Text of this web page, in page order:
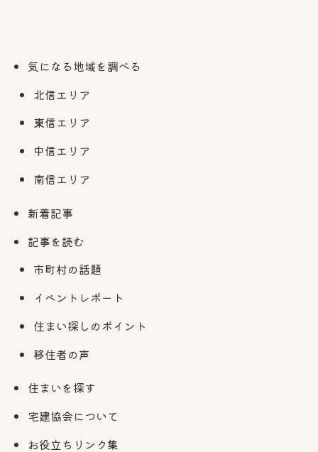
気になる地域を調べる
北信エリア
東信エリア
中信エリア
南信エリア
新着記事
記事を読む
市町村の話題
イベントレポート
住まい探しのポイント
移住者の声
住まいを探す
宅建協会について
お役立ちリンク集